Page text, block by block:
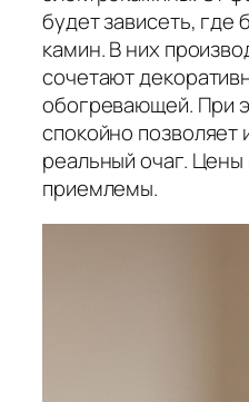
будет зависеть, где
камин. В них
сочетают
обогревающей. При
спокойно позволяет
реальный очаг.
приемлемы.